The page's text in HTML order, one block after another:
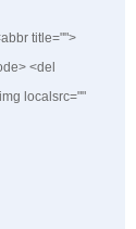
title="">
<del
localsrc=""